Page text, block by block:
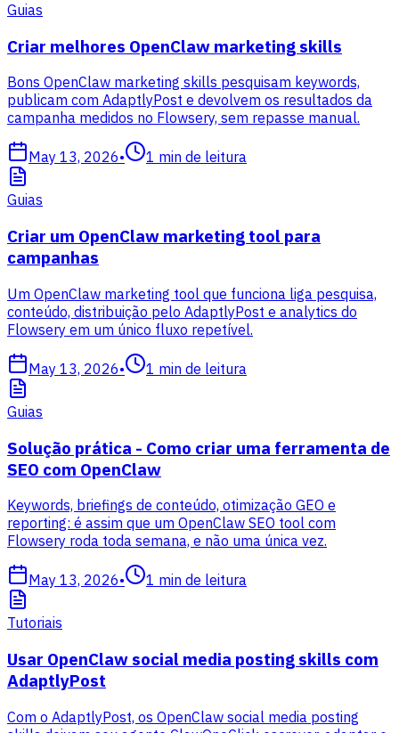
Guias
Criar melhores OpenClaw marketing skills
Bons OpenClaw marketing skills pesquisam keywords,
publicam com AdaptlyPost e devolvem os resultados da
campanha medidos no Flowsery, sem repasse manual.
May 13, 2026• 1 min de leitura
Guias
Criar um OpenClaw marketing tool para
campanhas
Um OpenClaw marketing tool que funciona liga pesquisa,
conteúdo, distribuição pelo AdaptlyPost e analytics do
Flowsery em um único fluxo repetível.
May 13, 2026• 1 min de leitura
Guias
Solução prática - Como criar uma ferramenta de
SEO com OpenClaw
Keywords, briefings de conteúdo, otimização GEO e
reporting: é assim que um OpenClaw SEO tool com
Flowsery roda toda semana, e não uma única vez.
May 13, 2026• 1 min de leitura
Tutoriais
Usar OpenClaw social media posting skills com
AdaptlyPost
Com o AdaptlyPost, os OpenClaw social media posting